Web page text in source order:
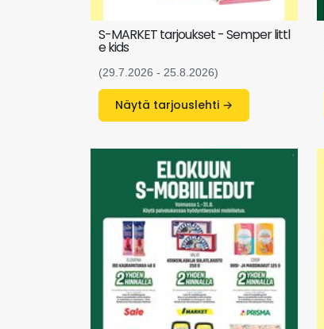
S-MARKET tarjoukset - Semper littl
e kids
(29.7.2026 - 25.8.2026)
Näytä tarjouslehti →